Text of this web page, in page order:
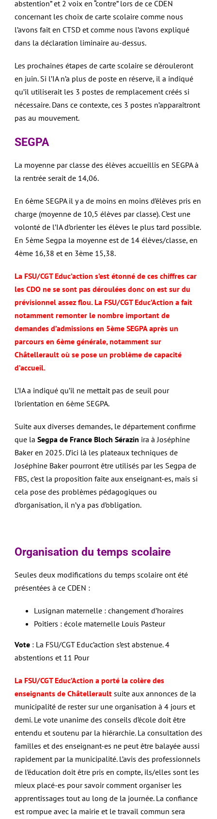
abstention” et 2 voix en “contre” lors de ce CDEN
concernant les choix de carte scolaire comme nous
l’avons fait en CTSD et comme nous l’avons expliqué
dans la déclaration liminaire au-dessus.
Les prochaines étapes de carte scolaire se dérouleront
en juin. Si l’IA n’a plus de poste en réserve, il a indiqué
qu’il utiliserait les 3 postes de remplacement créés si
nécessaire. Dans ce contexte, ces 3 postes n’apparaîtront
pas au mouvement.
SEGPA
La moyenne par classe des élèves accueillis en SEGPA à
la rentrée serait de 14,06.
En 6ème SEGPA il y a de moins en moins d’élèves pris en
charge (moyenne de 10,5 élèves par classe). C’est une
volonté de l’IA d’orienter les élèves le plus tard possible.
En 5ème Segpa la moyenne est de 14 élèves/classe, en
4ème 16,38 et en 3ème 15,38.
La FSU/CGT Educ’action s’est étonné de ces chiffres car
les CDO ne se sont pas déroulées donc on est sur du
prévisionnel assez flou. La FSU/CGT Educ’Action a fait
notamment remonter le nombre important de
demandes d’admissions en 5ème SEGPA après un
parcours en 6ème générale, notamment sur
Châtellerault où se pose un problème de capacité
d’accueil.
L’IA a indiqué qu’il ne mettait pas de seuil pour
l’orientation en 6ème SEGPA.
Suite aux diverses demandes, le département confirme
que la Segpa de France Bloch Sérazin ira à Joséphine
Baker en 2025. D’ici là les plateaux techniques de
Joséphine Baker pourront être utilisés par les Segpa de
FBS, c’est la proposition faite aux enseignant-es, mais si
cela pose des problèmes pédagogiques ou
d’organisation, il n’y a pas d’obligation.
Organisation du temps scolaire
Seules deux modifications du temps scolaire ont été
présentées à ce CDEN :
Lusignan maternelle : changement d’horaires
Poitiers : école maternelle Louis Pasteur
Vote : La FSU/CGT Educ’action s’est abstenue.4
abstentions et 11 Pour
La FSU/CGT Educ’Action a porté la colère des
enseignants de Châtellerault suite aux annonces de la
municipalité de rester sur une organisation à 4 jours et
demi.Le vote unanime des conseils d’école doit être
entendu et soutenu par la hiérarchie. La consultation des
familles et des enseignant-es ne peut être balayée aussi
rapidement par la municipalité. L’avis des professionnels
de l’éducation doit être pris en compte, ils/elles sont les
mieux placé-es pour savoir comment organiser les
apprentissages tout au long de la journée. La confiance
est rompue avec la mairie et le travail commun sera